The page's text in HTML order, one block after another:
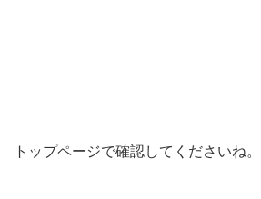
トップページで確認してくださいね。